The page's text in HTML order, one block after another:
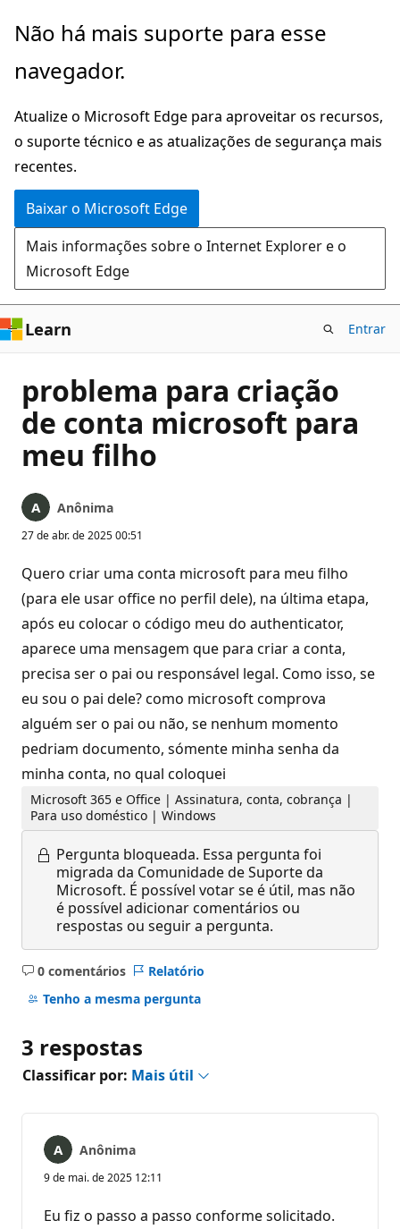
Pular
o
principal
Não há mais suporte para esse
navegador.
Atualize o Microsoft Edge para aproveitar os recursos,
o suporte técnico e as atualizações de segurança mais
recentes.
Baixar o Microsoft Edge
Mais informações sobre o Internet Explorer e o
Microsoft Edge
Learn Entrar
problema para criação
de conta microsoft para
meu filho
Anônima
27 de abr. de 2025 00:51
Quero criar uma conta microsoft para meu filho
(para ele usar office no perfil dele), na última etapa,
após eu colocar o código meu do authenticator,
aparece uma mensagem que para criar a conta,
precisa ser o pai ou responsável legal. Como isso, se
eu sou o pai dele? como microsoft comprova
alguém ser o pai ou não, se nenhum momento
pedriam documento, sómente minha senha da
minha conta, no qual coloquei
Microsoft 365 e Office | Assinatura, conta, cobrança |
Para uso doméstico | Windows
Pergunta bloqueada. Essa pergunta foi
migrada da Comunidade de Suporte da
Microsoft. É possível votar se é útil, mas não
é possível adicionar comentários ou
respostas ou seguir a pergunta.
0 comentários
Sem
comentários
Relatório
Tenho a mesma pergunta
3 respostas
Classificar por: Mais útil
Anônima
9 de mai. de 2025 12:11
Eu fiz o passo a passo conforme solicitado.